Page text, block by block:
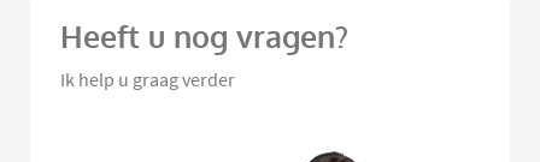
Heeft u nog vragen?
Ik help u graag verder